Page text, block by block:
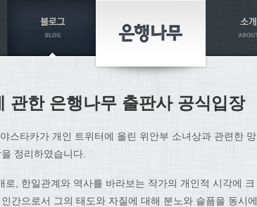
관한 은행나무 출판사 공식입장
스타카가 개인 트위터에 올린 위안부 소녀상과 관련한 망
정리하였습니다.
, 한일관계와 역사를 바라보는 작가의 개인적 시각에 크
간으로서 그의 태도와 자질에 대해 분노와 슬픔을 동시에